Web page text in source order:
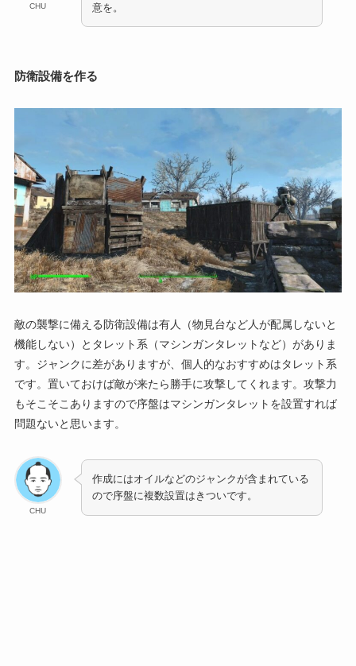
CHU
意を。
防衛設備を作る
敵の襲撃に備える防衛設備は有人（物見台など人が配属しないと
機能しない）とタレット系（マシンガンタレットなど）がありま
す。ジャンクに差がありますが、個人的なおすすめはタレット系
です。置いておけば敵が来たら勝手に攻撃してくれます。攻撃力
もそこそこありますので序盤はマシンガンタレットを設置すれば
問題ないと思います。
CHU
作成にはオイルなどのジャンクが含まれている
ので序盤に複数設置はきついです。